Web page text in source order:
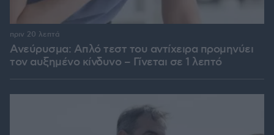
Ανεύρυσμα: Απλό τεστ του αντίχειρα προμηνύει
τον αυξημένο κίνδυνο – Γίνεται σε 1 λεπτό
πριν 20 λεπτά